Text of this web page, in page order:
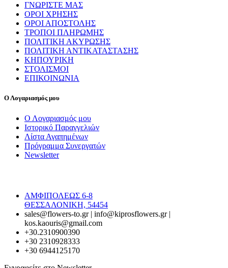
ΓΝΩΡΙΣΤΕ ΜΑΣ
ΟΡΟΙ ΧΡΗΣΗΣ
ΟΡΟΙ ΑΠΟΣΤΟΛΗΣ
ΤΡΟΠΟΙ ΠΛΗΡΩΜΗΣ
ΠΟΛΙΤΙΚΗ ΑΚΥΡΩΣΗΣ
ΠΟΛΙΤΙΚΗ ΑΝΤΙΚΑΤΑΣΤΑΣΗΣ
ΚΗΠΟΥΡΙΚΗ
ΣΤΟΛΙΣΜΟΙ
ΕΠΙΚΟΙΝΩΝΙΑ
Ο Λογαριασμός μου
Ο Λογαριασμός μου
Ιστορικό Παραγγελιών
Λίστα Αγαπημένων
Πρόγραμμα Συνεργατών
Newsletter
ΑΜΦΙΠΟΛΕΩΣ 6-8
ΘΕΣΣΑΛΟΝΙΚΗ, 54454
sales@flowers-to.gr | info@kiprosflowers.gr |
kos.kaouris@gmail.com
+30.2310900390
+30 2310928333
+30 6944125170